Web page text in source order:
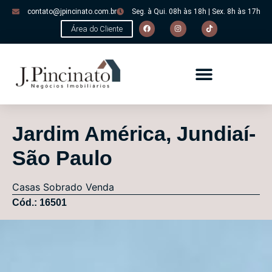
contato@jpincinato.com.br Seg. à Qui. 08h às 18h | Sex. 8h às 17h
Área do Cliente
Jardim América, Jundiaí-
São Paulo
Casas Sobrado Venda
Cód.: 16501